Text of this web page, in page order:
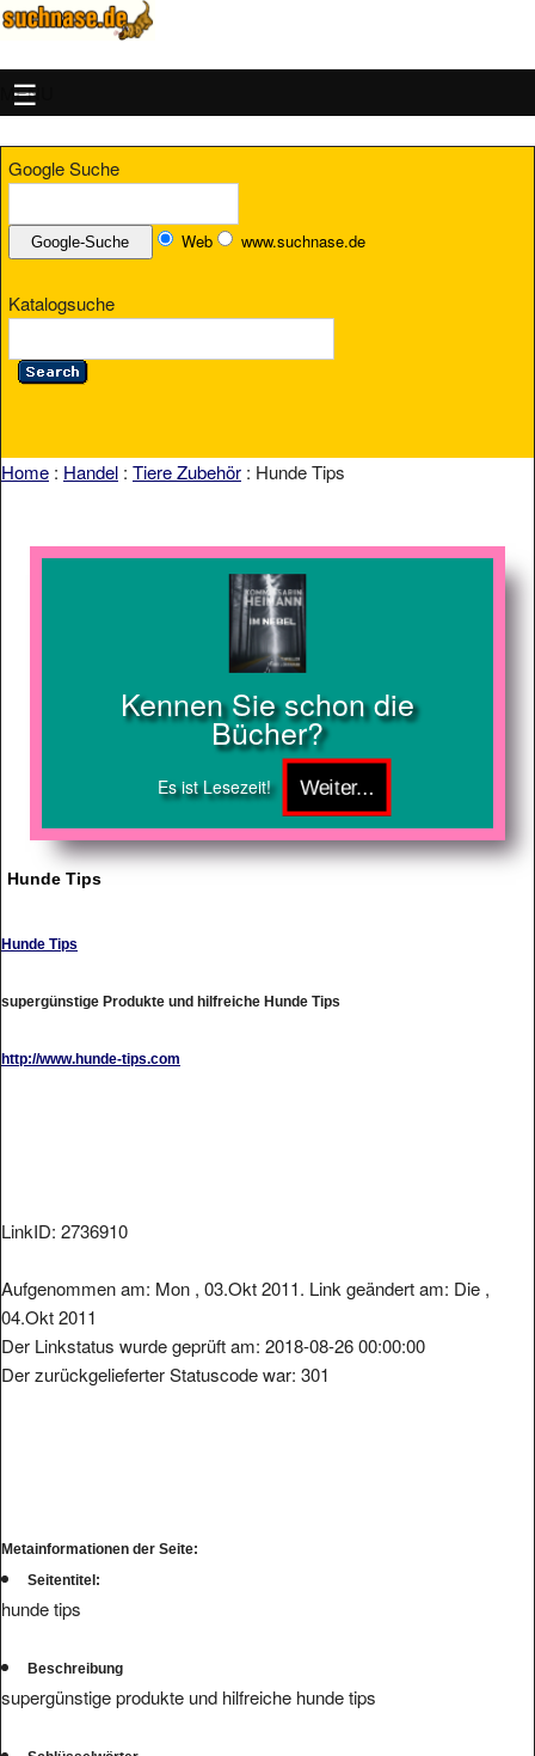
MENU
Google Suche
Web www.suchnase.de
Katalogsuche
Home : Handel : Tiere Zubehör : Hunde Tips
Kennen Sie schon die
Bücher?
Es ist Lesezeit!
Hunde Tips
Hunde Tips
supergünstige Produkte und hilfreiche Hunde Tips
http://www.hunde-tips.com
LinkID: 2736910
Aufgenommen am: Mon , 03.Okt 2011. Link geändert am: Die ,
04.Okt 2011
Der Linkstatus wurde geprüft am: 2018-08-26 00:00:00
Der zurückgelieferter Statuscode war: 301
Metainformationen der Seite:
Seitentitel:
hunde tips
Beschreibung
supergünstige produkte und hilfreiche hunde tips